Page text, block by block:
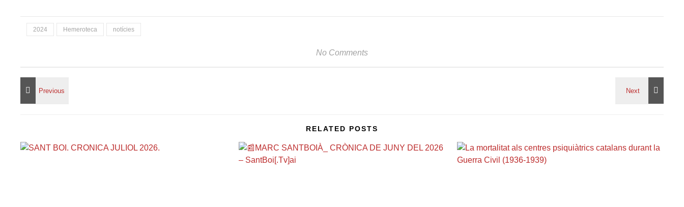
2024 Hemeroteca notícies
No Comments
RELATED POSTS